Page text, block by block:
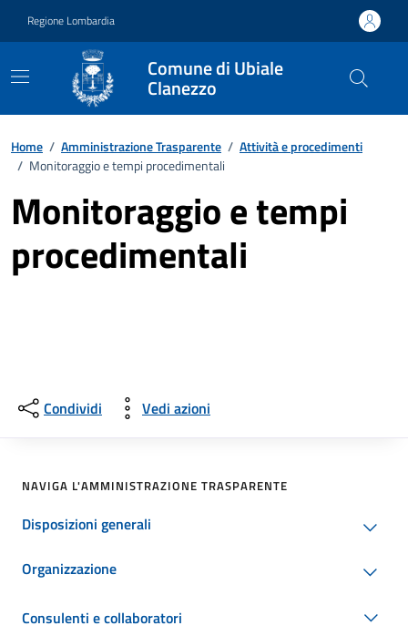
Regione Lombardia
Comune di Ubiale
Clanezzo
Home / Amministrazione Trasparente / Attività e procedimenti
/ Monitoraggio e tempi procedimentali
Monitoraggio e tempi
procedimentali
Condividi Vedi azioni
NAVIGA L'AMMINISTRAZIONE TRASPARENTE
Disposizioni generali
Organizzazione
Consulenti e collaboratori